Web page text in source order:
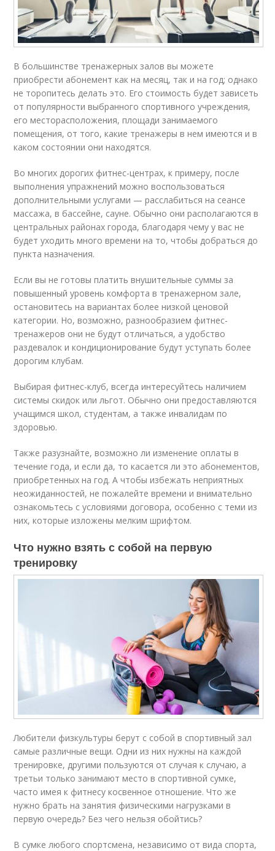
В большинстве тренажерных залов вы можете
приобрести абонемент как на месяц, так и на год; однако
не торопитесь делать это. Его стоимость будет зависеть
от популярности выбранного спортивного учреждения,
его месторасположения, площади занимаемого
помещения, от того, какие тренажеры в нем имеются и в
каком состоянии они находятся.
Во многих дорогих фитнес-центрах, к примеру, после
выполнения упражнений можно воспользоваться
дополнительными услугами — расслабиться на сеансе
массажа, в бассейне, сауне. Обычно они располагаются в
центральных районах города, благодаря чему у вас не
будет уходить много времени на то, чтобы добраться до
пункта назначения.
Если вы не готовы платить внушительные суммы за
повышенный уровень комфорта в тренажерном зале,
остановитесь на вариантах более низкой ценовой
категории. Но, возможно, разнообразием фитнес-
тренажеров они не будут отличаться, а удобство
раздевалок и кондиционирование будут уступать более
дорогим клубам.
Выбирая фитнес-клуб, всегда интересуйтесь наличием
системы скидок или льгот. Обычно они предоставляются
учащимся школ, студентам, а также инвалидам по
здоровью.
Также разузнайте, возможно ли изменение оплаты в
течение года, и если да, то касается ли это абонементов,
приобретенных на год. А чтобы избежать неприятных
неожиданностей, не пожалейте времени и внимательно
ознакомьтесь с условиями договора, особенно с теми из
них, которые изложены мелким шрифтом.
Что нужно взять с собой на первую
тренировку
Любители физкультуры берут с собой в спортивный зал
самые различные вещи. Одни из них нужны на каждой
тренировке, другими пользуются от случая к случаю, а
третьи только занимают место в спортивной сумке,
часто имея к фитнесу косвенное отношение. Что же
нужно брать на занятия физическими нагрузками в
первую очередь? Без чего нельзя обойтись?
В сумке любого спортсмена, независимо от вида спорта,